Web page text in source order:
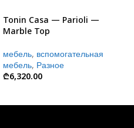
Tonin Casa — Parioli —
Marble Top
мебель, вспомогательная
мебель, Разное
₾6,320.00